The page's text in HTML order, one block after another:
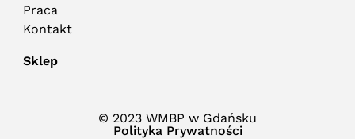
Praca
Kontakt
Sklep
© 2023 WMBP w Gdańsku
Polityka Prywatności